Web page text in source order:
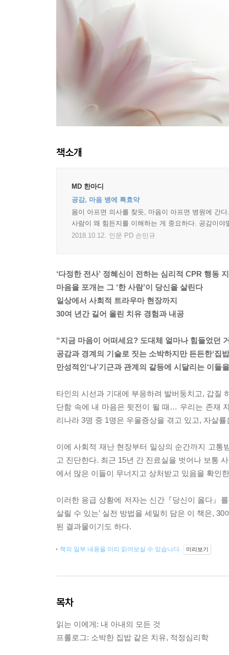
책소개
MD 한마디
공감, 마음 병에 특효약
몸이 아프면 의사를 찾듯, 마음이 아프면 병원에 간
사람이 왜 힘든지를 이해하는 게 중요하다. 공감이야
2018.10.12. 인문 PD 손민규
‘다정한 전사’ 정혜신이 전하는 심리적 CPR 행동
마음을 포개는 그 ‘한 사람’이 당신을 살린다
일상에서 사회적 트라우마 현장까지
30여 년간 길어 올린 치유 경험과 내공
“지금 마음이 어떠세요? 도대체 얼마나 힘들었던
공감과 경계의 기술로 짓는 소박하지만 든든한‘집
만성적인‘나’기근과 관계의 갈등에 시달리는 이들
타인의 시선과 기대에 부응하려 발버둥치고, 갑질
단함 속에 내 마음은 뒷전이 될 때… 우리는 존재
리나라 3명 중 1명은 우울증상을 겪고 있고, 자살
이에 사회적 재난 현장부터 일상의 순간까지 고통
고 진단한다. 최근 15년 간 진료실을 벗어나 보통
에서 많은 이들이 무너지고 상처받고 있음을 확인
이러한 응급 상황에 저자는 신간『당신이 옳다』
살릴 수 있는’ 실전 방법을 세밀히 담은 이 책은,
된 결과물이기도 하다.
책의 일부 내용을 미리 읽어보실 수 있습니다. 미리보기
목차
읽는 이에게: 내 아내의 모든 것
프롤로그: 소박한 집밥 같은 치유, 적정심리학